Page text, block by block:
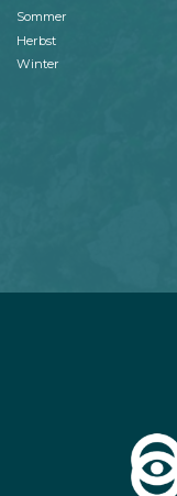
Sommer
Herbst
Winter